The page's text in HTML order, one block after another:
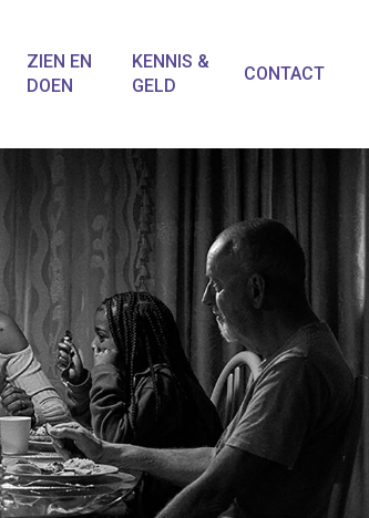
ZIEN EN
DOEN
KENNIS &
GELD
CONTACT